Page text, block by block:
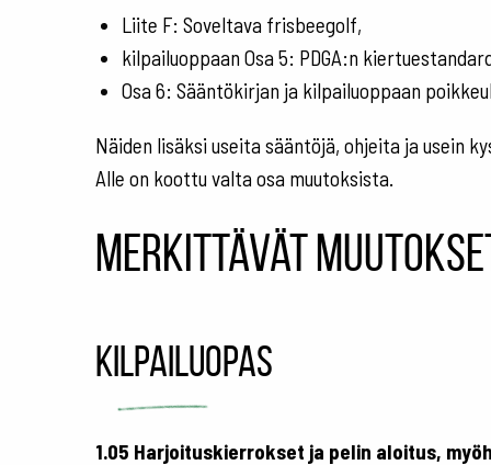
Liite F: Soveltava frisbeegolf,
kilpailuoppaan Osa 5: PDGA:n
Osa 6: Sääntökirjan ja kilpailuoppaan
Näiden lisäksi useita sääntöjä, ohjeita ja usein
Alle on koottu valta osa muutoksista.
Merkittävät
Kilpailuopas
1.05 Harjoituskierrokset ja pelin aloitus,